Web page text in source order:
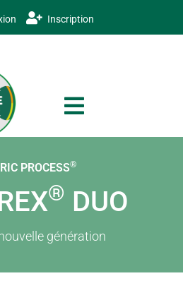
Inscription
PROCESS®
® DUO
génération